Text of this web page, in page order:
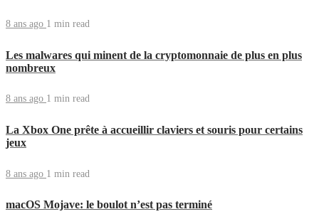
8 ans ago 1 min read
Les malwares qui minent de la cryptomonnaie de plus en plus
nombreux
8 ans ago 1 min read
La Xbox One prête à accueillir claviers et souris pour certains
jeux
8 ans ago 1 min read
macOS Mojave: le boulot n’est pas terminé